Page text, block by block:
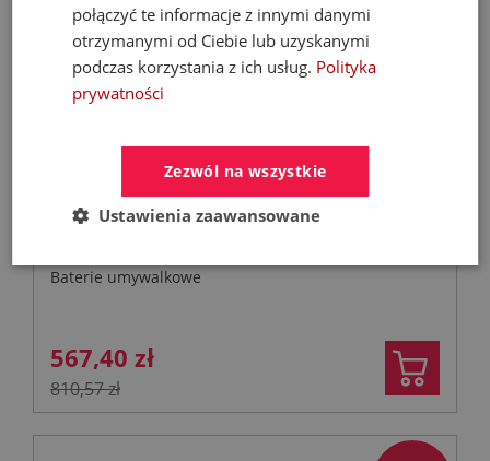
KFA MOZA 316L bateria umywalkowa
podtynkowa stal nierdzewna
Baterie umywalkowe
567,40 zł
810,57 zł
połączyć te informacje z innymi danymi
otrzymanymi od Ciebie lub uzyskanymi
podczas korzystania z ich usług. Polityka
prywatności
Zezwól na wszystkie
Ustawienia zaawansowane